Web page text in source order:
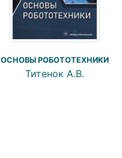
ОСНОВЫ РОБОТОТЕХНИКИ
Титенок А.В.